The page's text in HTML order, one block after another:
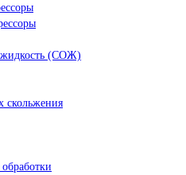
(СОЖ)
скольжения